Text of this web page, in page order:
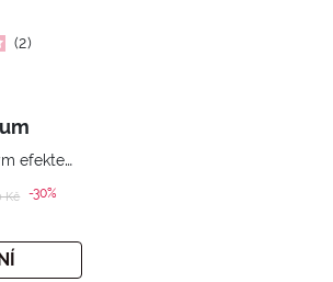
2
Vlasy s hedvábným efektem. Disciplinované konečky vlasů
from
Kčto-30%